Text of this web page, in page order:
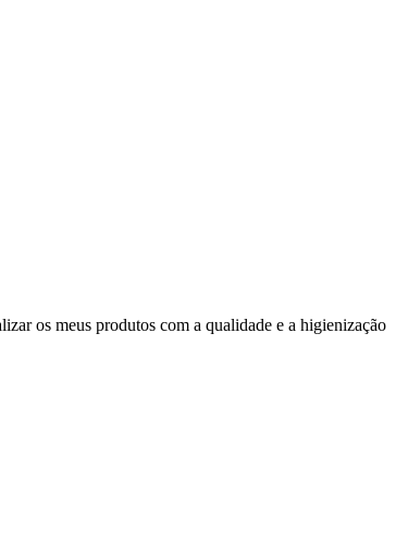
os meus produtos com a qualidade e a higienização